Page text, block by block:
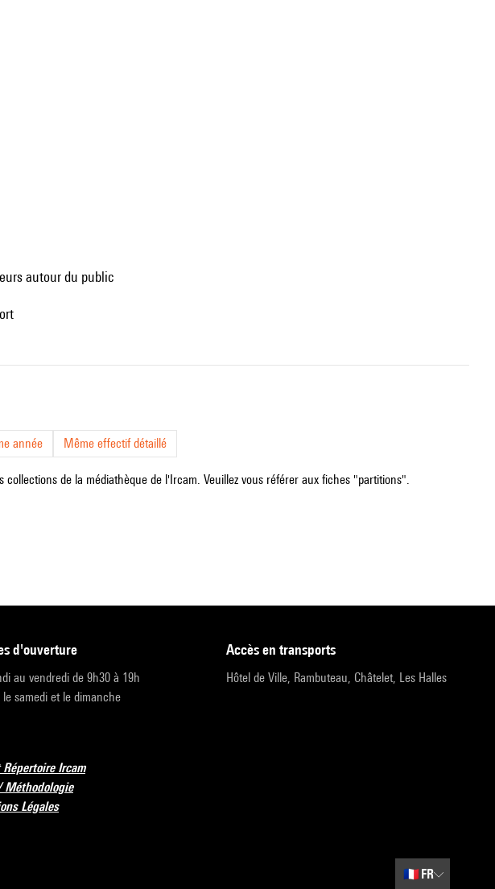
autour du public
année Même effectif détaillé
de la médiathèque de l'Ircam. Veuillez vous référer aux fiches "partitions".
d'ouverture
au vendredi de 9h30 à 19h
le samedi et le dimanche
accès en transports
Hôtel de Ville, Rambuteau, Châtelet, Les Halles
Ircam
Méthodologie
Légales
🇫🇷 FR